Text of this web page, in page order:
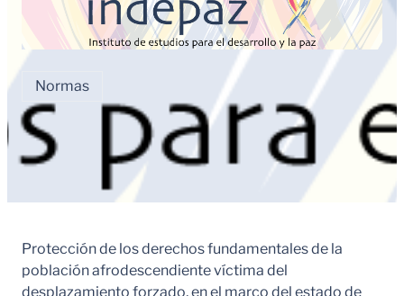
Normas
Protección de los derechos fundamentales de la
población afrodescendiente víctima del
desplazamiento forzado, en el marco del estado de